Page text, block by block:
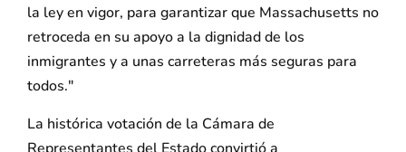
la ley en vigor, para garantizar que Massachusetts no
retroceda en su apoyo a la dignidad de los
inmigrantes y a unas carreteras más seguras para
todos."
La histórica votación de la Cámara de